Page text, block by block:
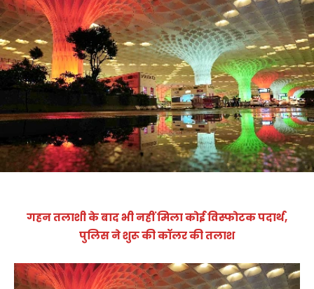
गहन तलाशी के बाद भी नहीं मिला कोई विस्फोटक पदार्थ,
पुलिस ने शुरू की कॉलर की तलाश